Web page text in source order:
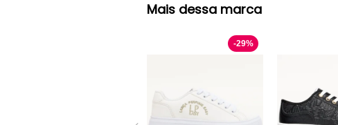
Mais dessa marca
-29%